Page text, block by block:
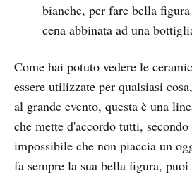
bianche, per fare bella
cena abbinata ad una
Come hai potuto vedere le
essere utilizzate per qualsiasi
al grande evento, questa è una
che mette d'accordo tutti,
impossibile che non piaccia un
fa sempre la sua bella figura,